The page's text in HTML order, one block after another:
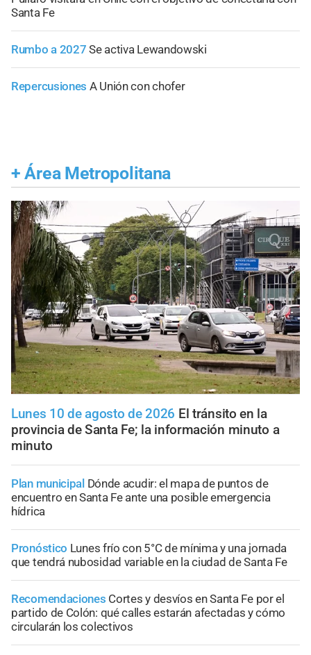
Santa Fe
Rumbo a 2027 Se activa Lewandowski
Repercusiones A Unión con chofer
+ Área Metropolitana
Lunes 10 de agosto de 2026 El tránsito en la
provincia de Santa Fe; la información minuto a
minuto
Plan municipal Dónde acudir: el mapa de puntos de
encuentro en Santa Fe ante una posible emergencia
hídrica
Pronóstico Lunes frío con 5°C de mínima y una jornada
que tendrá nubosidad variable en la ciudad de Santa Fe
Recomendaciones Cortes y desvíos en Santa Fe por el
partido de Colón: qué calles estarán afectadas y cómo
circularán los colectivos